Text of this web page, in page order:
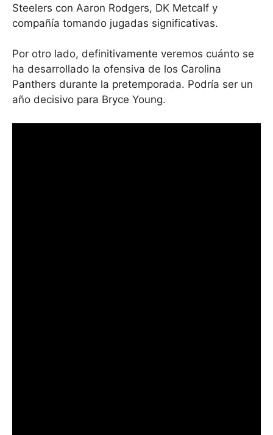
Steelers con Aaron Rodgers, DK Metcalf y
compañía tomando jugadas significativas.
Por otro lado, definitivamente veremos cuánto se
ha desarrollado la ofensiva de los Carolina
Panthers durante la pretemporada. Podría ser un
año decisivo para Bryce Young.